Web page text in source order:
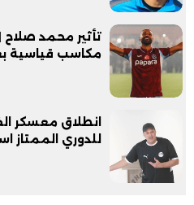
تأثير محمد
مكاسب قياسية
انطلاق معسكر
للدوري الممتاز